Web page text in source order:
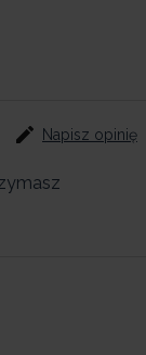
Napisz opinię